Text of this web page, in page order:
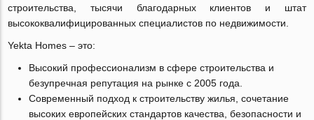
строительства, тысячи благодарных клиентов и штат
высококвалифицированных специалистов по недвижимости.
Yekta Homes – это:
Высокий профессионализм в сфере строительства и
безупречная репутация на рынке с 2005 года.
Современный подход к строительству жилья, сочетание
высоких европейских стандартов качества, безопасности и